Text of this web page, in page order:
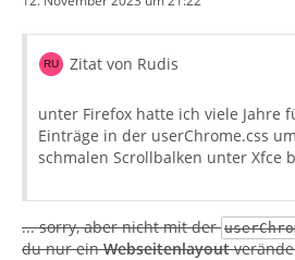
Zitat von Rudis
unter Firefox hatte ich viele Jahre
Einträge in der userChrome.css
schmalen Scrollbalken unter Xfce
... sorry, aber nicht mit der
du nur einWebseitenlayout